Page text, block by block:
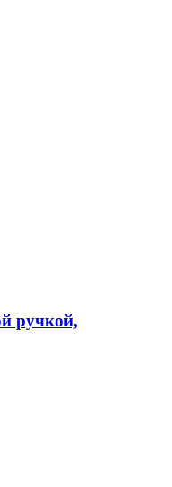
ручкой,